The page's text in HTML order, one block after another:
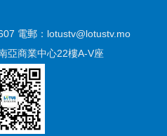
電郵：lotustv@lotustv.mo
亞商業中心22樓A-V座